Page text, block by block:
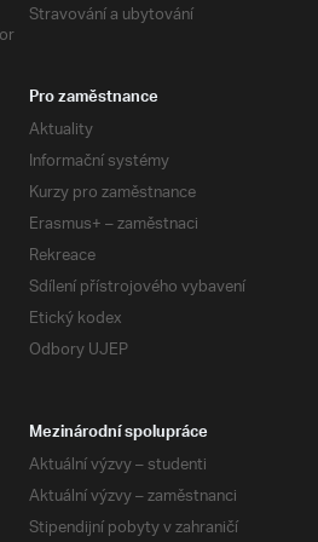
Stravování a ubytování
Pro zaměstnance
Aktuality
Informační systémy
Kurzy pro zaměstnance
Erasmus+ – zaměstnaci
Rekreace
Sdílení přístrojového vybavení
Etický kodex
Odbory UJEP
Mezinárodní spolupráce
Aktuální výzvy – studenti
Aktuální výzvy – zaměstnanci
Stipendijní pobyty v zahraničí